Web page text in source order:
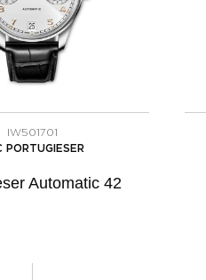
IW501701
PORTUGIESER
Automatic 42